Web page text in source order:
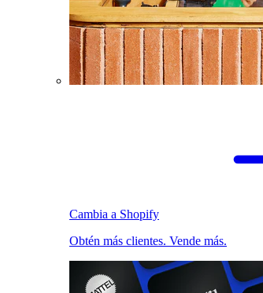
Cambia a Shopify
Obtén más clientes. Vende más.